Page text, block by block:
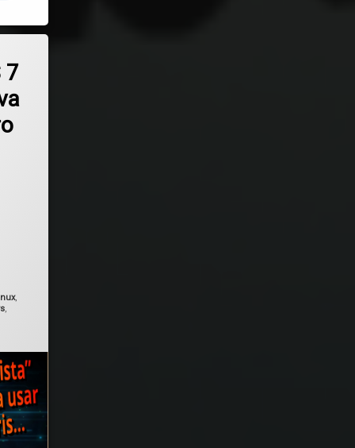
mantener el sistema e instalar aplicaciones útiles (Zoom, Chrome, lutris,
7
,